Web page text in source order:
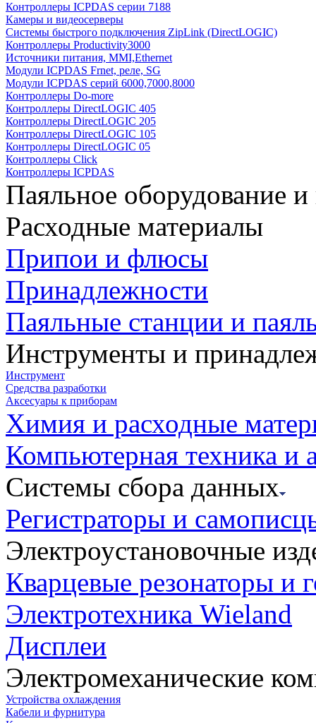
Контроллеры ICPDAS серии 7188
Камеры и видеосерверы
Системы быстрого подключения ZipLink (DirectLOGIC)
Контроллеры Productivity3000
Источники питания, MMI,Ethernet
Модули ICPDAS Frnet, реле, SG
Модули ICPDAS серий 6000,7000,8000
Контроллеры Do-more
Контроллеры DirectLOGIC 405
Контроллеры DirectLOGIC 205
Контроллеры DirectLOGIC 105
Контроллеры DirectLOGIC 05
Контроллеры Click
Контроллеры ICPDAS
Паяльное оборудование
Расходные материалы
Припои и флюсы
Принадлежности
Паяльные станции и
Инструменты и
Инструмент
Средства разработки
Аксесуары к приборам
Химия и расходные
Компьютерная техника и
Системы сбора данных
Регистраторы и
Электроустановочные
Кварцевые резонаторы и
Электротехника Wieland
Дисплеи
Электромеханические
Устройства охлаждения
Кабели и фурнитура